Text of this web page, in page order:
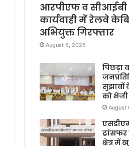
आरपीएफ व सीआईबी
कार्यवाही में रेलवे
अभियुक्त गिरफ्तार
August 6, 2026
पिछड़ा
सुझावों
को भेजी
August
क्षेत्र